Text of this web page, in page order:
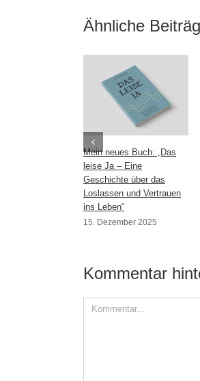
Ähnliche
Mein neues Buch: „Das
leise Ja – Eine
Geschichte über das
Loslassen und Vertrauen
ins Leben“
15. Dezember 2025
Kommentar